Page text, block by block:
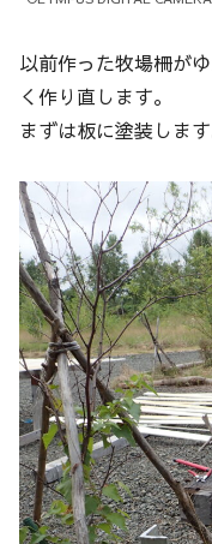
以前作った牧場柵が
く作り直します。
まずは板に塗装します